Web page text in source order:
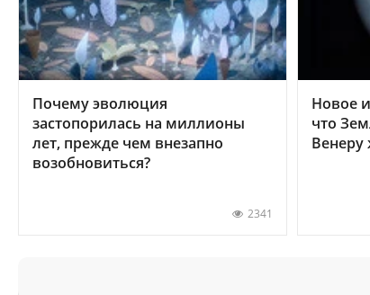
Почему эволюция
застопорилась на миллионы
лет, прежде чем внезапно
возобновиться?
2341
Новое
что